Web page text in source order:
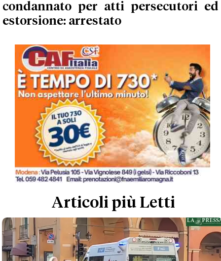
condannato per atti persecutori ed
estorsione: arrestato
Articoli più Letti